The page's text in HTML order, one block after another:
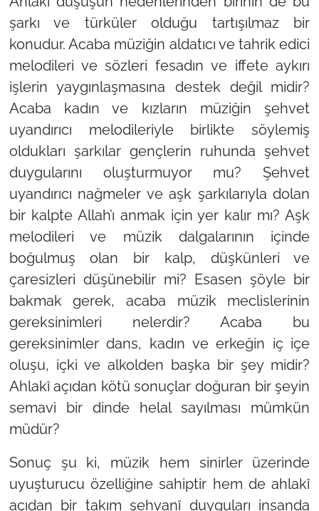
şarkı ve türküler olduğu tartışılmaz bir
konudur. Acaba müziğin aldatıcı ve tahrik edici
melodileri ve sözleri fesadın ve iffete aykırı
işlerin yaygınlaşmasına destek değil midir?
Acaba kadın ve kızların müziğin şehvet
uyandırıcı melodileriyle birlikte söylemiş
oldukları şarkılar gençlerin ruhunda şehvet
duygularını oluşturmuyor mu? Şehvet
uyandırıcı nağmeler ve aşk şarkılarıyla dolan
bir kalpte Allah’ı anmak için yer kalır mı? Aşk
melodileri ve müzik dalgalarının içinde
boğulmuş olan bir kalp, düşkünleri ve
çaresizleri düşünebilir mi? Esasen şöyle bir
bakmak gerek, acaba müzik meclislerinin
gereksinimleri nelerdir? Acaba bu
gereksinimler dans, kadın ve erkeğin iç içe
oluşu, içki ve alkolden başka bir şey midir?
Ahlakî açıdan kötü sonuçlar doğuran bir şeyin
semavi bir dinde helal sayılması mümkün
müdür?
Sonuç şu ki, müzik hem sinirler üzerinde
uyuşturucu özelliğine sahiptir hem de ahlakî
açıdan bir takım şehvanî duyguları insanda